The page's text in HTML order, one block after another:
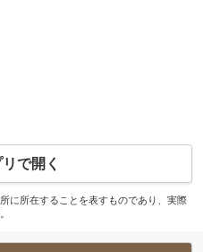
で開く
に所在することを表すものであり、実際